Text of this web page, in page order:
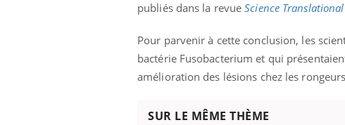
publiés dans la revueScience
Pour parvenir à cette conclusion, les
bactérie Fusobacterium et qui
amélioration des lésions chez les
SUR LE MÊME THÈME
osait en parler??Youtube
En 2026, l'insuline dans le diabète de type 2
reste entourée d'idées reçues chez les
L'été
rythme de
soleil,